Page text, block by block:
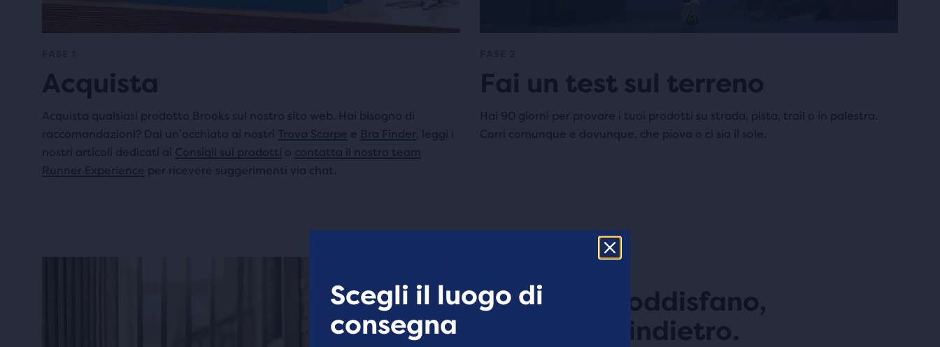
Acquista
Acquista qualsiasi prodotto Brooks sul nostro sito web. Hai bisogno di
raccomandazioni? Dai un’occhiata ai nostri Trova Scarpe e Bra Finder , leggi i
nostri articoli dedicati ai Consigli sui prodotti o contatta il nostro team
Runner Experience per ricevere suggerimenti via chat.
Fai un test sul terreno
Hai 90 giorni per provare i tuoi prodotti su strada, pista, trail o in palestra.
Corri comunque e dovunque, che piova o ci sia il sole.
Se non ti soddisfano,
rimandali indietro.
Scegli il luogo di
consegna